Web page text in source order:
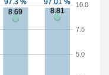
5.0
7.5
10.0